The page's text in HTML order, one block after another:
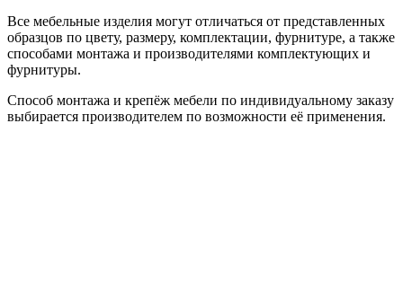
Все мебельные изделия могут отличаться от представленных
образцов по цвету, размеру, комплектации, фурнитуре, а также
способами монтажа и производителями комплектующих и
фурнитуры.
Способ монтажа и крепёж мебели по индивидуальному заказу
выбирается производителем по возможности её применения.